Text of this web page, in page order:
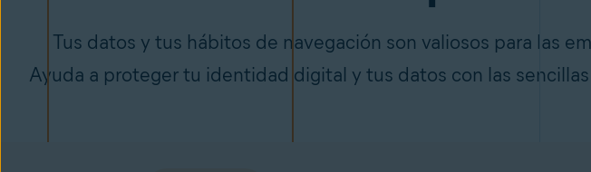
Tus datos y tus hábitos de navegación son valiosos para las
Ayuda a proteger tu identidad digital y tus datos con las